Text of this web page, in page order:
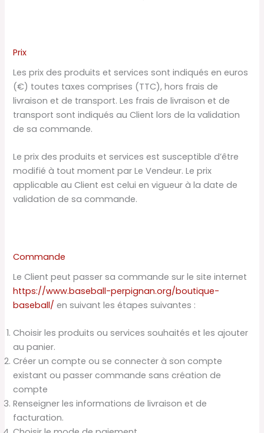
Prix
Les prix des produits et services sont indiqués en euros
(€) toutes taxes comprises (TTC), hors frais de
livraison et de transport. Les frais de livraison et de
transport sont indiqués au Client lors de la validation
de sa commande.
Le prix des produits et services est susceptible d’être
modifié à tout moment par Le Vendeur. Le prix
applicable au Client est celui en vigueur à la date de
validation de sa commande.
Commande
Le Client peut passer sa commande sur le site internet
https://www.baseball-perpignan.org/boutique-
baseball/ en suivant les étapes suivantes :
Choisir les produits ou services souhaités et les ajouter
au panier.
Créer un compte ou se connecter à son compte
existant ou passer commande sans création de
compte
Renseigner les informations de livraison et de
facturation.